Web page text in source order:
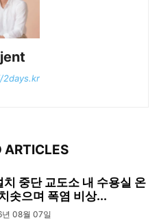
ARTICLES
치 중단 교도소 내 수용실 온
솟으며 폭염 비상...
08월 07일